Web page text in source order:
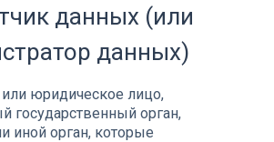
данных (или
данных)
юридическое лицо,
государственный орган,
иной орган, которые